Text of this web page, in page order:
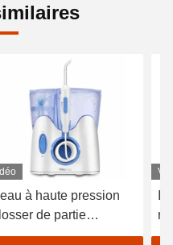
à haute pression
de partie
du comptoir